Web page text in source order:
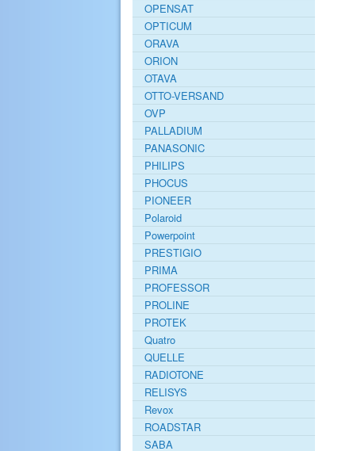
OPENSAT
OPTICUM
ORAVA
ORION
OTAVA
OTTO-VERSAND
OVP
PALLADIUM
PANASONIC
PHILIPS
PHOCUS
PIONEER
Polaroid
Powerpoint
PRESTIGIO
PRIMA
PROFESSOR
PROLINE
PROTEK
Quatro
QUELLE
RADIOTONE
RELISYS
Revox
ROADSTAR
SABA